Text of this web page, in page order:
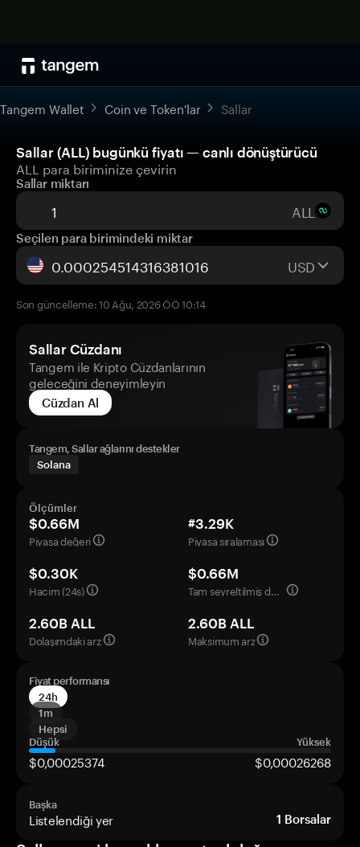
Tangem Wallet Coin ve Token'lar Sallar
Sallar (ALL) bugünkü fiyatı — canlı dönüştürücü
ALL para biriminize çevirin
Sallar miktarı
ALL
Seçilen para birimindeki miktar
USD
Son güncelleme: 10 Ağu, 2026 ÖÖ 10:14
Sallar Cüzdanı
Tangem ile Kripto Cüzdanlarının
geleceğini deneyimleyin
Cüzdan Al
Tangem, Sallar ağlarını destekler
Solana
Ölçümler
$0.66M
Piyasa değeri
#3.29K
Piyasa sıralaması
$0.30K
Hacim (24s)
$0.66M
Tam seyreltilmiş değerleme
2.60B ALL
Dolaşımdaki arz
2.60B ALL
Maksimum arz
Fiyat performansı
24h
1m
Hepsi
Düşük
Yüksek
$0,00025374 $0,00026268
Başka
Listelendiği yer 1 Borsalar